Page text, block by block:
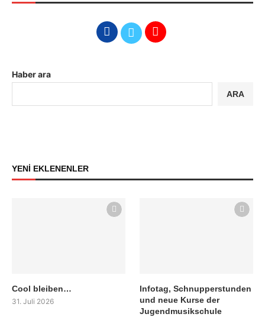
Haber ara
ARA
YENİ EKLENENLER
Cool bleiben…
31. Juli 2026
Infotag, Schnupperstunden
und neue Kurse der
Jugendmusikschule